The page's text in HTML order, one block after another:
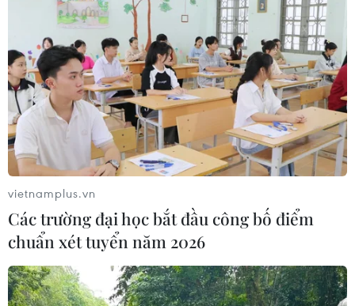
vietnamplus.vn
Các trường đại học bắt đầu công bố điểm
chuẩn xét tuyển năm 2026